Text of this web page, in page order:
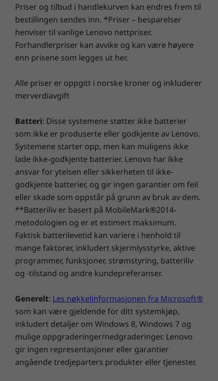
Priser og tilbud i handlekurven kan endres frem til
bestillingen sendes inn. *Priser – besparelser
henviser til vanlige Lenovo nettpriser.
Forhandlerpriser kan avvike og kan være høyere
enn prisene som legges ut her.
Alle priser er oppgitt i norske kroner og inkluderer
merverdiavgift
Batteri: Disse systemene støtter ikke batterier
som ikke er produserte eller godkjente av Lenovo.
Systemene starter opp, men kan muligens ikke
lade ikke-godkjente batterier. Lenovo har ikke
ansvar for ytelsen eller sikkerheten til ikke-
godkjente batterier, og gir ingen garantier om feil
eller skade som oppstår på grunn av bruk av dem.
**Batteriliv er basert på MobileMark®2014-
metodologien og er et estimert maksimum.
Faktisk batterilevetid kan variere i henhold til
mange faktorer, inkludert skjermlysstyrke, aktive
programmer, funksjoner, strømstyring, batteriliv
og -tilstand og andre kundepreferanser.
Generelt: Les nøkkelinformasjonen fra Microsoft®
som kan være gjeldende for ditt systemkjøp,
inkludert detaljer om Windows 8, Windows 7 og
mulige oppgraderinger/nedgraderinger. Lenovo
gir ingen representasjoner eller garantier
angående tredjeparters produkter eller tjenester.